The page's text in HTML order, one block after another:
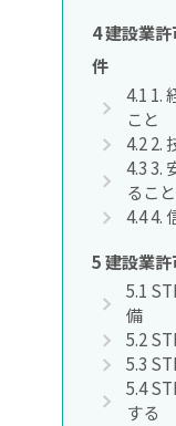
4建設業許
件
4.1 1.
こと
4.22.
4.33.
ること
4.44.
5建設業
5.1
備
5.2
5.3
5.4
する